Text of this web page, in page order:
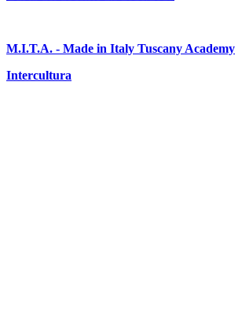
M.I.T.A. - Made in Italy Tuscany Academy
Intercultura